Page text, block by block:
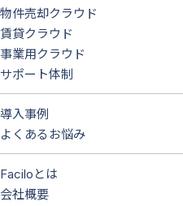
物件売却クラウド
賃貸クラウド
事業用クラウド
サポート体制
導入事例
よくあるお悩み
Faciloとは
会社概要